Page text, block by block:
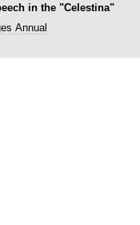
in the "Celestina"
Annual